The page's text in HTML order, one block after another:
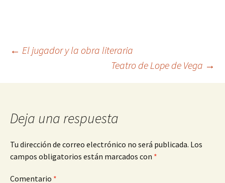
Navegación
de
entradas
← El jugador y la obra literaria
Teatro de Lope de Vega →
Deja una respuesta
Tu dirección de correo electrónico no será publicada. Los
campos obligatorios están marcados con *
Comentario *